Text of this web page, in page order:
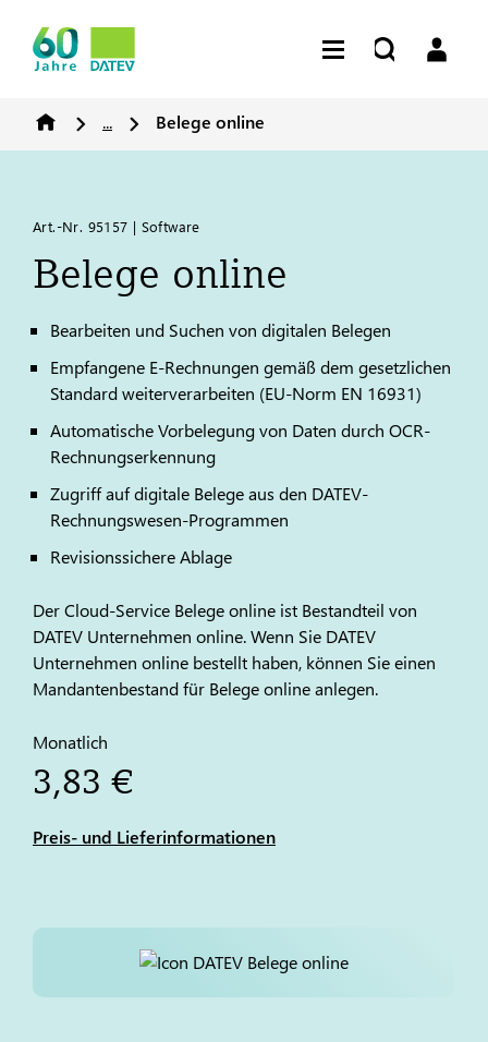
... Belege online
Art.-Nr. 95157 | Software
Belege online
Bearbeiten und Suchen von digitalen Belegen
Empfangene E-Rechnungen gemäß dem gesetzlichen
Standard weiterverarbeiten (EU-Norm EN 16931)
Automatische Vorbelegung von Daten durch OCR-
Rechnungserkennung
Zugriff auf digitale Belege aus den DATEV-
Rechnungswesen-Programmen
Revisionssichere Ablage
Der Cloud-Service Belege online ist Bestandteil von
DATEV Unternehmen online. Wenn Sie DATEV
Unternehmen online bestellt haben, können Sie einen
Mandantenbestand für Belege online anlegen.
Monatlich
3,83 €
Preis- und Lieferinformationen